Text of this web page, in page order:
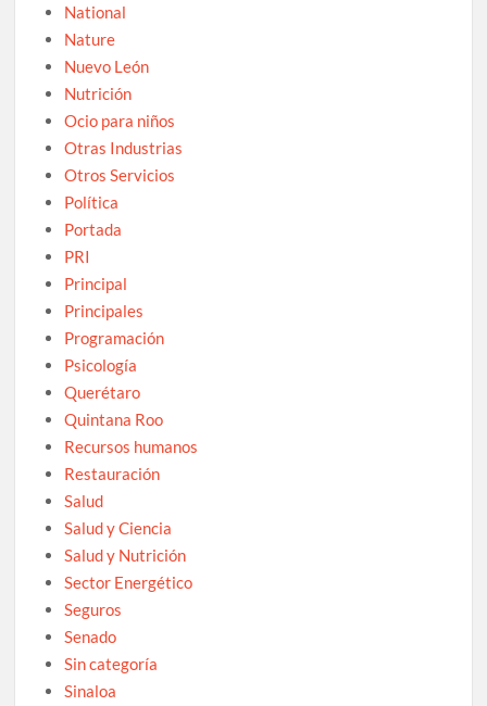
National
Nature
Nuevo León
Nutrición
Ocio para niños
Otras Industrias
Otros Servicios
Política
Portada
PRI
Principal
Principales
Programación
Psicología
Querétaro
Quintana Roo
Recursos humanos
Restauración
Salud
Salud y Ciencia
Salud y Nutrición
Sector Energético
Seguros
Senado
Sin categoría
Sinaloa